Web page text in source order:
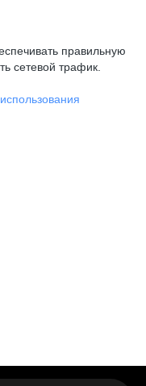
правильную
сетевой трафик.